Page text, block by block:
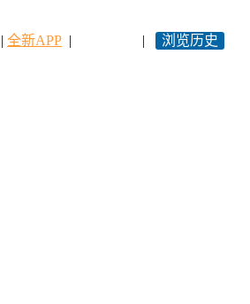
| 全新APP | | 浏览历史